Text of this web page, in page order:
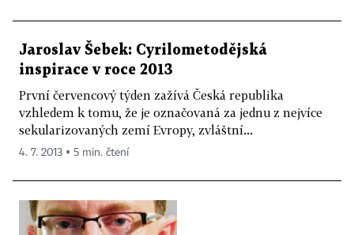
Jaroslav Šebek: Cyrilometodějská
inspirace v roce 2013
První červencový týden zažívá Česká republika
vzhledem k tomu, že je označovaná za jednu z nejvíce
sekularizovaných zemí Evropy, zvláštní...
4. 7. 2013 ▪ 5 min. čtení